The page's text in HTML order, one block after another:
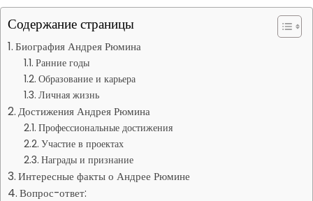
Содержание страницы
Биография Андрея Рюмина
Ранние годы
Образование и карьера
Личная жизнь
Достижения Андрея Рюмина
Профессиональные достижения
Участие в проектах
Награды и признание
Интересные факты о Андрее Рюмине
Вопрос-ответ: